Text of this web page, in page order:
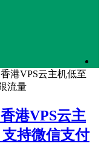
港VPS云主机低至
流量
港VPS云主
持微信支付